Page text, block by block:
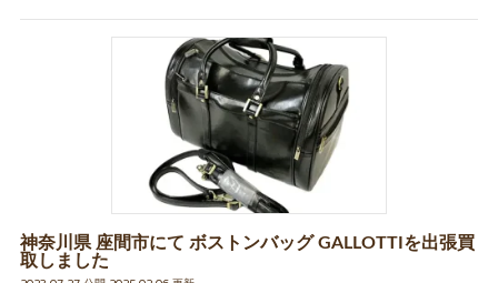
神奈川県 座間市にて ボストンバッグ GALLOTTIを出張買
取しました